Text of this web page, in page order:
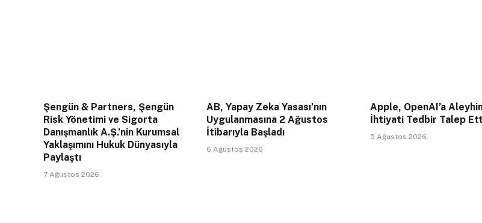
Şengün & Partners, Şengün
Risk Yönetimi ve Sigorta
Danışmanlık A.Ş.’nin Kurumsal
Yaklaşımını Hukuk Dünyasıyla
Paylaştı
7 Ağustos 2026
AB, Yapay Zeka Yasası’nın
Uygulanmasına 2 Ağustos
İtibarıyla Başladı
6 Ağustos 2026
Apple, OpenAI’a
İhtiyati Tedbir Talep
5 Ağustos 2026